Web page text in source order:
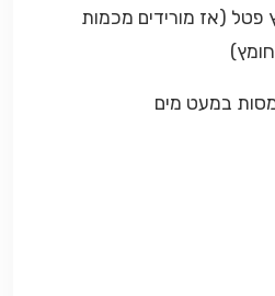
פטל (אז מורידים מכמות